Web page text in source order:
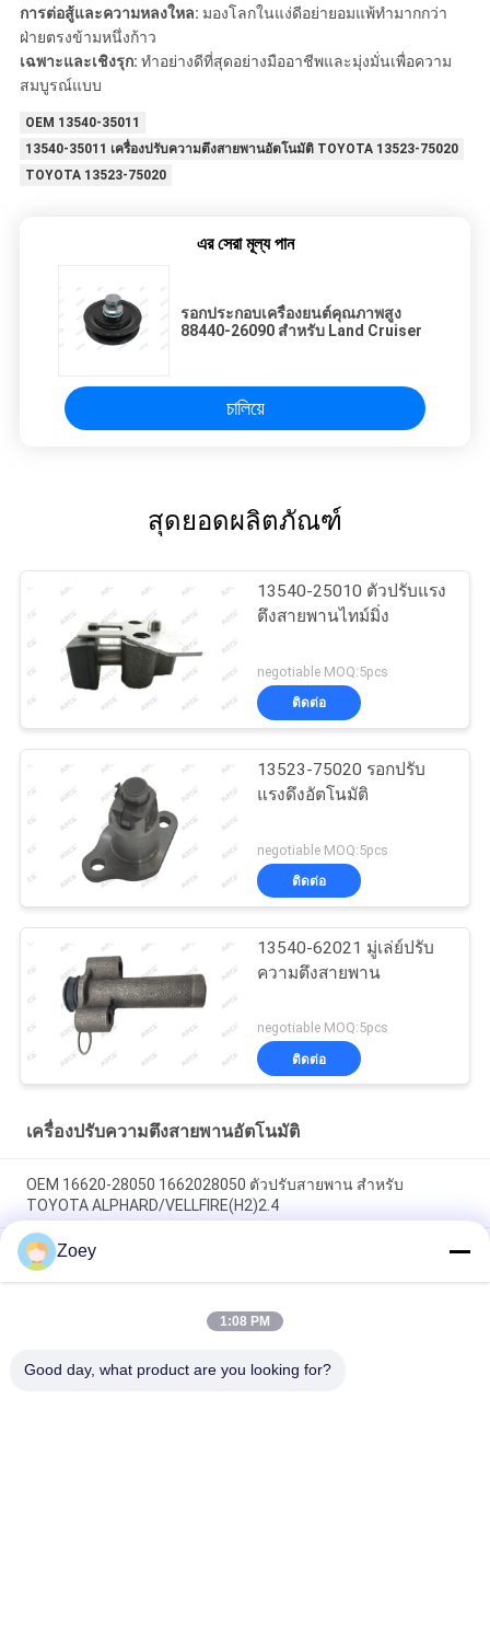
การต่อสู้และความหลงใหล: มองโลกในแง่ดีอย่ายอมแพ้ทำมากกว่า
ฝ่ายตรงข้ามหนึ่งก้าว
เฉพาะและเชิงรุก: ทำอย่างดีที่สุดอย่างมืออาชีพและมุ่งมั่นเพื่อความ
สมบูรณ์แบบ
OEM 13540-35011
13540-35011 เครื่องปรับความตึงสายพานอัตโนมัติ TOYOTA 13523-75020
TOYOTA 13523-75020
এর সেরা মূল্য পান
รอกประกอบเครื่องยนต์คุณภาพสูง
88440-26090 สำหรับ Land Cruiser
চালিয়ে
สุดยอดผลิตภัณฑ์
13540-25010 ตัวปรับแรง
ตึงสายพานไทม์มิ่ง
negotiable MOQ:5pcs
ติดต่อ
13523-75020 รอกปรับ
แรงดึงอัตโนมัติ
negotiable MOQ:5pcs
ติดต่อ
13540-62021 มู่เล่ย์ปรับ
ความตึงสายพาน
negotiable MOQ:5pcs
ติดต่อ
เครื่องปรับความตึงสายพานอัตโนมัติ
OEM 16620-28050 1662028050 ตัวปรับสายพาน สำหรับ
TOYOTA ALPHARD/VELLFIRE(H2)2.4
54.90 มิลลิเมตร กว้างภายนอก Mazdaspeed 6 อัลเตอร์เนเตอร์ 7
OEM 37322-04330 3732204330 TENSION IDLER PULLEY สําหรับ
Zoey
1:08 PM
Good day, what product are you looking for?